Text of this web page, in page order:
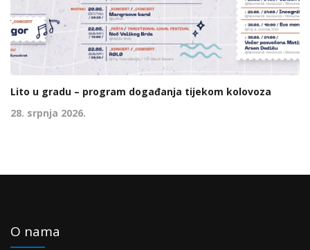
Lito u gradu – program događanja tijekom kolovoza
28. srpnja 2026.
O nama